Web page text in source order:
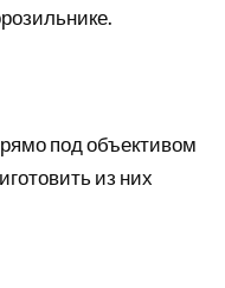
под объективом
из них